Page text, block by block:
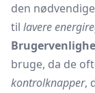
den
til lavere
bruge, da de
kontrolknapper,